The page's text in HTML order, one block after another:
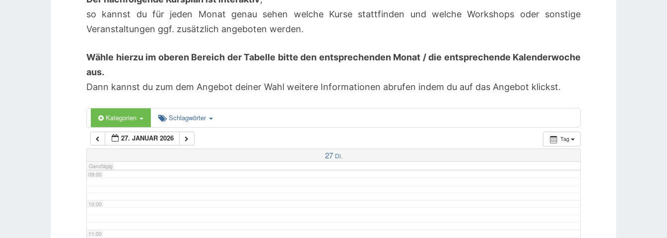
so kannst du für jeden Monat genau sehen welche Kurse stattfinden und welche Workshops oder sonstige
Veranstaltungen ggf. zusätzlich angeboten werden.
Wähle hierzu im oberen Bereich der Tabelle bitte den entsprechenden Monat / die entsprechende Kalenderwoche
aus.
Dann kannst du zum dem Angebot deiner Wahl weitere Informationen abrufen indem du auf das Angebot klickst.
Kategorien Schlagwörter
Tag
27. JANUAR 2026
27 Di.
Ganztägig
04:00
05:00
06:00
07:00
08:00
09:00
10:00
11:00